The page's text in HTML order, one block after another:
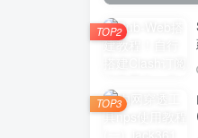
TOP2
TOP3